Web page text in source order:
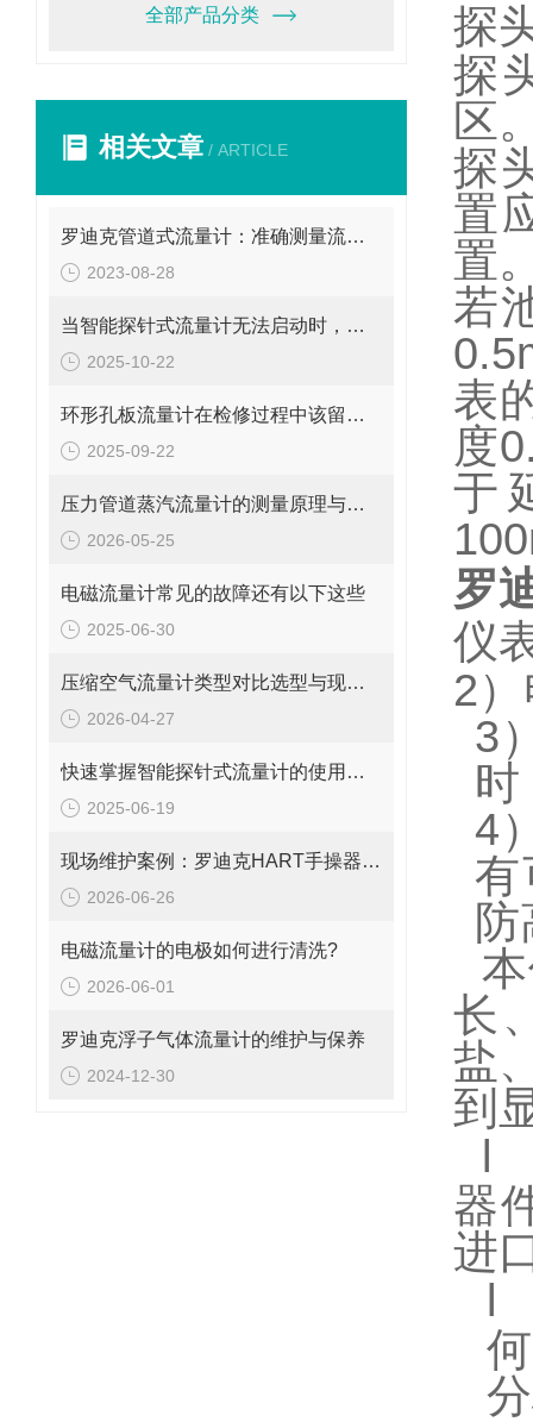
全部产品分类
相关文章 / ARTICLE
罗迪克管道式流量计：准确测量流体的精密工具
2023-08-28
当智能探针式流量计无法启动时，您应该检查这些地方
2025-10-22
环形孔板流量计在检修过程中该留意的事项
2025-09-22
压力管道蒸汽流量计的测量原理与日常维护操作规范
2026-05-25
电磁流量计常见的故障还有以下这些
2025-06-30
压缩空气流量计类型对比选型与现场安装维修要点
2026-04-27
快速掌握智能探针式流量计的使用秘籍
2025-06-19
现场维护案例：罗迪克HART手操器无法开机、黑屏及按键失灵的修复思路
2026-06-26
电磁流量计的电极如何进行清洗?
2026-06-01
罗迪克浮子气体流量计的维护与保养
2024-12-30
探
探
区
探
置
置
若
表
度
于
罗
仪
2
3
4
有
长
盐
到
器
进